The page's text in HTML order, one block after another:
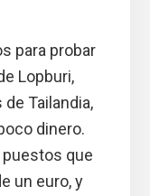
para probar
Lopburi,
Tailandia,
dinero.
que
un euro, y